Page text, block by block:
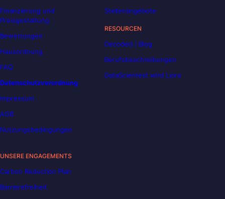
Finanzierung und
Preisgestaltung
Bewertungen
Hausordnung
FAQ
Datenschutzverordnung
Impressum
AGB
Nutzungsbedingungen
Stellenangebote
RESOURCEN
Decoded | Blog
Berufsbeschreibungen
DataScientest wird Liora
UNSERE ENGAGEMENTS
Carbon Reduction Plan
Barrierefreiheit